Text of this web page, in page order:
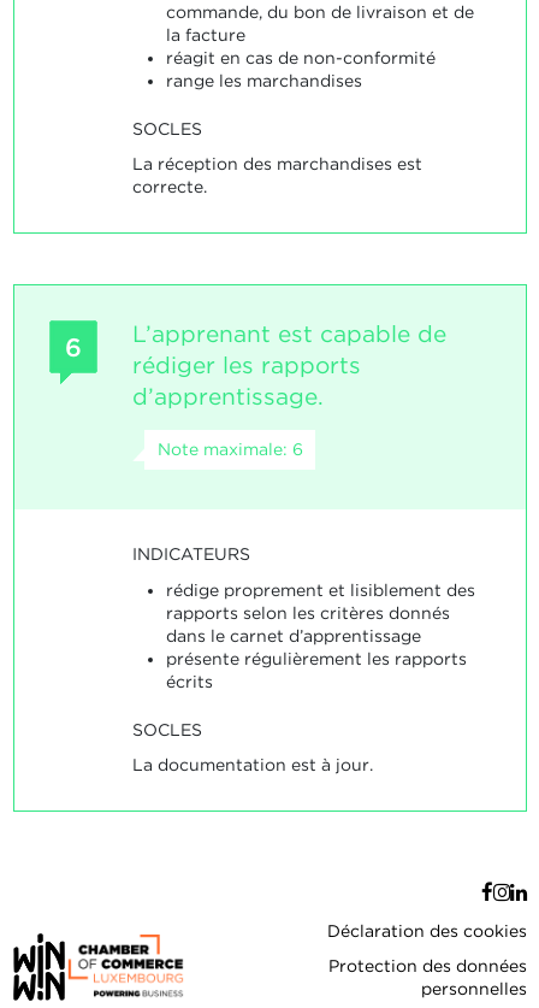
commande, du bon de livraison et de
la facture
réagit en cas de non-conformité
range les marchandises
SOCLES
La réception des marchandises est
correcte.
6
L’apprenant est capable de
rédiger les rapports
d’apprentissage.
Note maximale: 6
INDICATEURS
rédige proprement et lisiblement des
rapports selon les critères donnés
dans le carnet d’apprentissage
présente régulièrement les rapports
écrits
SOCLES
La documentation est à jour.
Déclaration des cookies
Protection des données
personnelles